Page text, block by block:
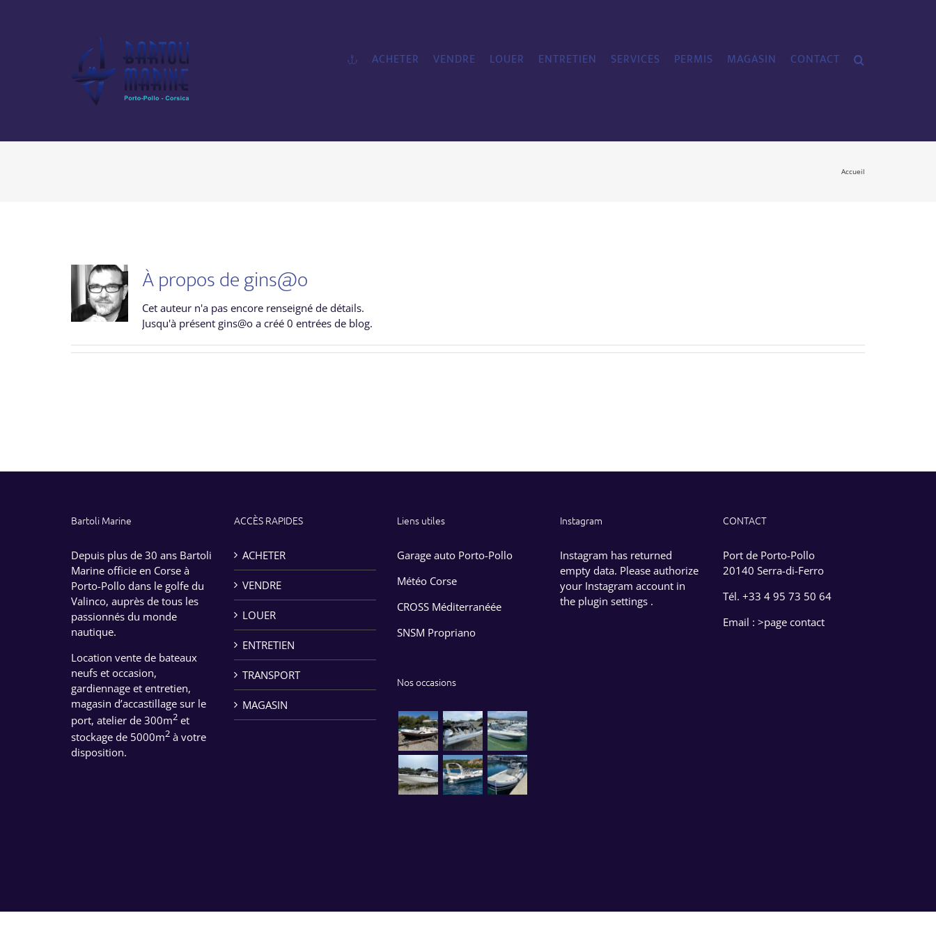
ACHETER VENDRE LOUER ENTRETIEN SERVICES PERMIS MAGASIN CONTACT
Accueil
À propos degins@o
Cet auteur n'a pas encore renseigné de détails.
Jusqu'à présent gins@o a créé 0 entrées de blog.
Bartoli Marine
Depuis plus de 30 ans Bartoli
Marine officie en Corse à
Porto-Pollo dans le golfe du
Valinco, auprès de tous les
passionnés du monde
nautique.
Location vente de bateaux
neufs et occasion,
gardiennage et entretien,
magasin d’accastillage sur le
port, atelier de 300m2 et
stockage de 5000m2 à votre
disposition.
ACCÈS RAPIDES
ACHETER
VENDRE
LOUER
ENTRETIEN
TRANSPORT
MAGASIN
Liens utiles
Garage auto Porto-Pollo
Météo Corse
CROSS Méditerranéée
SNSM Propriano
Nos occasions
Instagram
Instagram has returned
empty data. Please authorize
your Instagram account in
the plugin settings .
CONTACT
Port de Porto-Pollo
20140 Serra-di-Ferro
Tél. +33 4 95 73 50 64
Email : >page contact